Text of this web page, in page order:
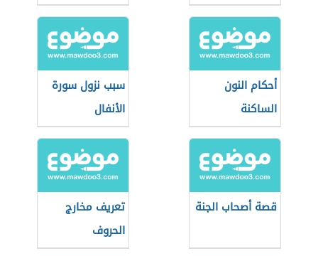
الحاقة
أحكام النون
الساكنة
سبب نزول سورة
الأنفال
قصة أصحاب الجنة
تعريف مخارج
الحروف